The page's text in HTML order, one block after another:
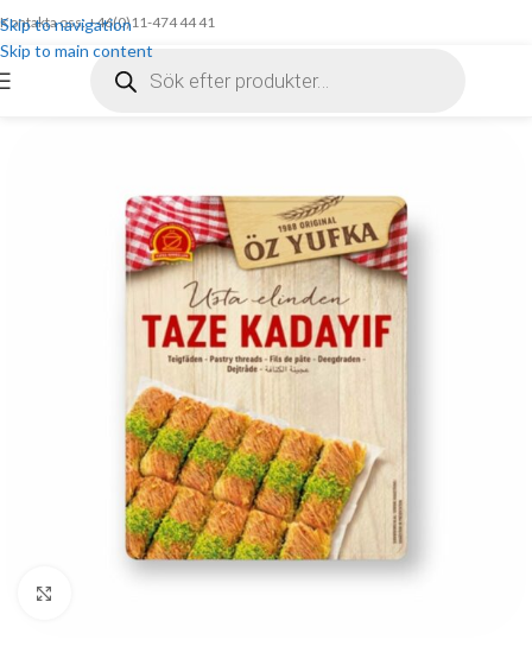
Skip to navigation
Skip to main content
Kontakta oss: +46(0)11-474 44 41